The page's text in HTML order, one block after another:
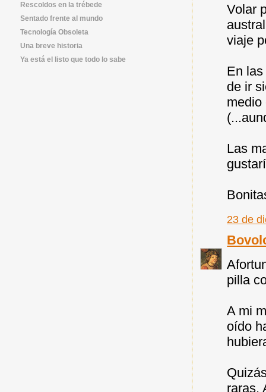
Volar
viaje
En
de ir
medio
Las
23 de
pilla
A mi
oído
raras.
Rescoldos en la trébede
Sentado frente al mundo
Tecnología Obsoleta
Una breve historia
Ya está el listo que todo lo sabe